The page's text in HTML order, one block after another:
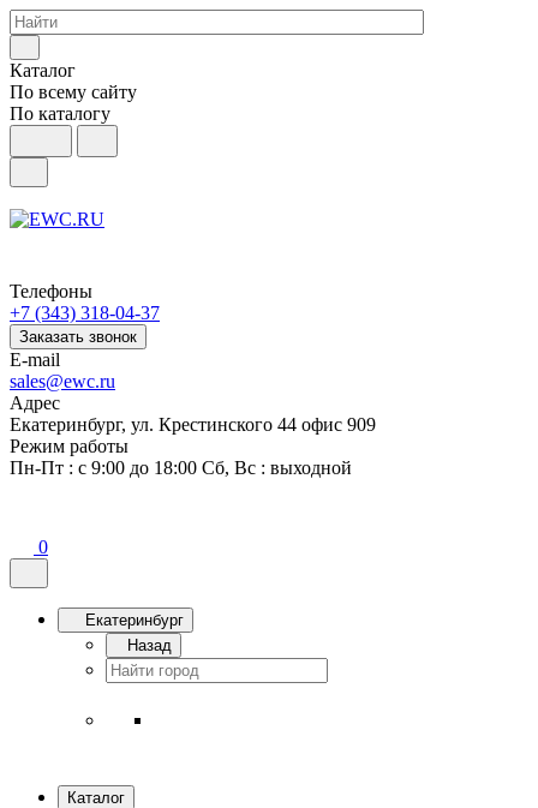
Каталог
По всему сайту
По каталогу
Телефоны
+7 (343) 318-04-37
Заказать звонок
E-mail
sales@ewc.ru
Адрес
Екатеринбург, ул. Крестинского 44 офис 909
Режим работы
Пн-Пт : с 9:00 до 18:00 Сб, Вс : выходной
0
Екатеринбург
Назад
Каталог